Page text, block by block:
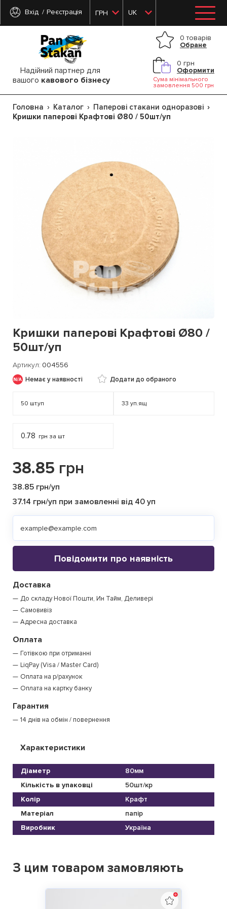
Вхід Реєстрація ГРН UK
Надійний партнер для
вашого кавового бізнесу
0 товарів
Обране
0 грн
Оформити
Сума мінімального
замовлення 500 грн
Головна Каталог
Паперові стакани одноразові
Кришки паперові Крафтові Ø80 / 50шт/уп
Кришки паперові Крафтові Ø80 /
50шт/уп
Артикул 004556
Немає у наявності Додати до обраного
50 шт.уп 33 уп.ящ
0.78 грн за шт
38.85 грн
38.85 грн/уп
37.14 грн/уп при замовленні від 40 уп
Повідомити про наявність
Доставка
До складу Нової Пошти, Ин Тайм, Деливері
Самовивіз
Адресна доставка
Оплата
Готівкою при отриманні
LiqPay (Visa / Master Card)
Оплата на р/рахунок
Оплата на картку банку
Гарантия
14 днів на обмін / повернення
Характеристики
Діаметр
80мм
Кількість в упаковці
50шт/кр
Колір
Крафт
Матеріал
папір
Виробник
Україна
З цим товаром замовляють